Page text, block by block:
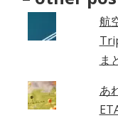
航
ま
あ